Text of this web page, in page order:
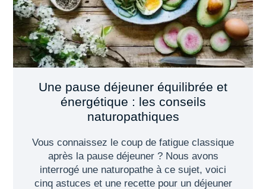
Une pause déjeuner équilibrée et
énergétique : les conseils
naturopathiques
Vous connaissez le coup de fatigue classique
après la pause déjeuner ? Nous avons
interrogé une naturopathe à ce sujet, voici
cinq astuces et une recette pour un déjeuner